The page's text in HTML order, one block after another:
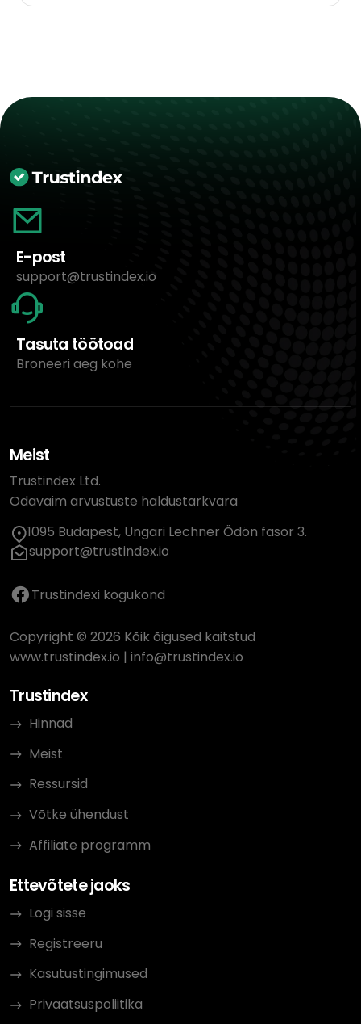
E-post
support@trustindex.io
Tasuta töötoad
Broneeri aeg kohe
Meist
Trustindex Ltd.
Odavaim arvustuste haldustarkvara
1095 Budapest, Ungari Lechner Ödön fasor 3.
support@trustindex.io
Trustindexi kogukond
Copyright © 2026 Kõik õigused kaitstud
www.trustindex.io | info@trustindex.io
Trustindex
Hinnad
Meist
Ressursid
Võtke ühendust
Affiliate programm
Ettevõtete jaoks
Logi sisse
Registreeru
Kasutustingimused
Privaatsuspoliitika